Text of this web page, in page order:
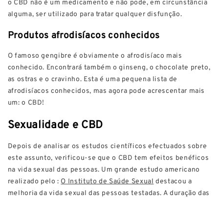
alguma, ser utilizado para tratar qualquer disfunção.
Produtos afrodisíacos conhecidos
O famoso gengibre é obviamente o afrodisíaco mais
conhecido. Encontrará também o ginseng, o chocolate preto,
as ostras e o cravinho. Esta é uma pequena lista de
afrodisíacos conhecidos, mas agora pode acrescentar mais
um: o CBD!
Sexualidade e CBD
Depois de analisar os estudos científicos efectuados sobre
este assunto, verificou-se que o CBD tem efeitos benéficos
na vida sexual das pessoas. Um grande estudo americano
realizado pelo : O Instituto de Saúde Sexual destacou a
melhoria da vida sexual das pessoas testadas. A duração das